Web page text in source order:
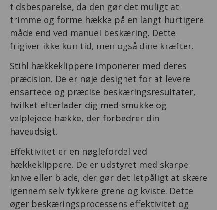
tidsbesparelse, da den gør det muligt at
trimme og forme hække på en langt hurtigere
måde end ved manuel beskæring. Dette
frigiver ikke kun tid, men også dine kræfter.
Stihl hækkeklippere imponerer med deres
præcision. De er nøje designet for at levere
ensartede og præcise beskæringsresultater,
hvilket efterlader dig med smukke og
velplejede hække, der forbedrer din
haveudsigt.
Effektivitet er en nøglefordel ved
hækkeklippere. De er udstyret med skarpe
knive eller blade, der gør det letpåligt at skære
igennem selv tykkere grene og kviste. Dette
øger beskæringsprocessens effektivitet og